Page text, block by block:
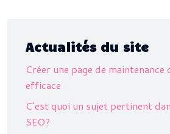
Actualités du site
Créer une page de maintenance
efficace
C’est quoi un sujet pertinent
SEO?